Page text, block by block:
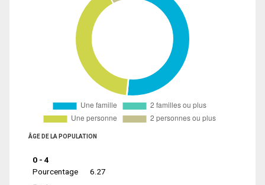
ÂGE DE LA POPULATION
0 - 4
Pourcentage
6.27